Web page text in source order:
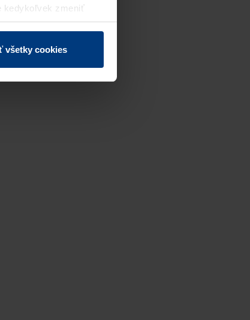
kedykoľvek zmeniť
stránky.
všetky cookies